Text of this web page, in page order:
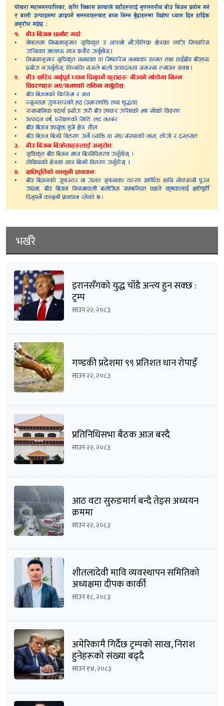
भर्खरै
इरानसँगको युद्ध चाँडै अन्त्य हुन सक्छ :
ट्रम्प
साउन २२, २०८३
गण्डकी प्रदेशमा ९९ प्रतिशत धान रोपाइँ
साउन २२, २०८३
प्रतिनिधिसभा बैठक आज बस्दै
साउन २२, २०८३
आठ वटा सुरुङमार्ग बन्दै तेइस अध्ययन
क्रममा
साउन २२, २०८३
शीतलादेवी मावि व्यवस्थापन समितिको
अध्यक्षमा दीपक कार्की
साउन १८, २०८३
अमेरिकामै गिर्दैछ ट्रम्पको साख, निराश
हुनेहरूको संख्या बढ्दै
साउन १४, २०८३